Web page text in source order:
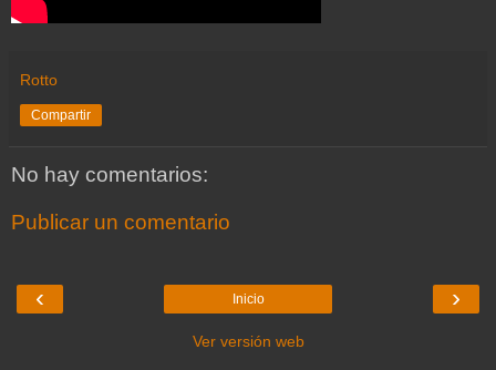
Rotto
Compartir
No hay comentarios:
Publicar un comentario
‹ ›
Inicio
Ver versión web